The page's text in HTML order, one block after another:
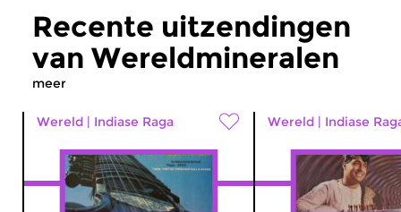
Recente uitzendingen
van Wereldmineralen
meer
Wereld | Indiase Raga Wereld | Indiase